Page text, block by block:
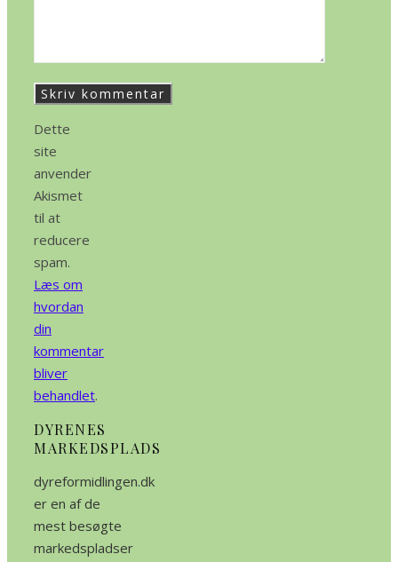
Dette
site
anvender
Akismet
til at
reducere
spam.
Læs om
hvordan
din
kommentar
bliver
behandlet.
DYRENES
MARKEDSPLADS
dyreformidlingen.dk
er en af de
mest besøgte
markedspladser